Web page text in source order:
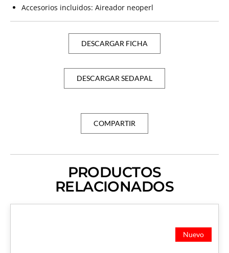
Accesorios incluidos: Aireador neoperl
DESCARGAR FICHA
DESCARGAR SEDAPAL
COMPARTIR
PRODUCTOS
RELACIONADOS
Nuevo